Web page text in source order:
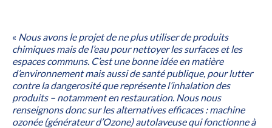
« Nous avons le projet de ne plus utiliser de produits
chimiques mais de l’eau pour nettoyer les surfaces et les
espaces communs. C’est une bonne idée en matière
d’environnement mais aussi de santé publique, pour lutter
contre la dangerosité que représente l’inhalation des
produits – notamment en restauration. Nous nous
renseignons donc sur les alternatives efficaces : machine
ozonée (générateur d’Ozone) autolaveuse qui fonctionne à